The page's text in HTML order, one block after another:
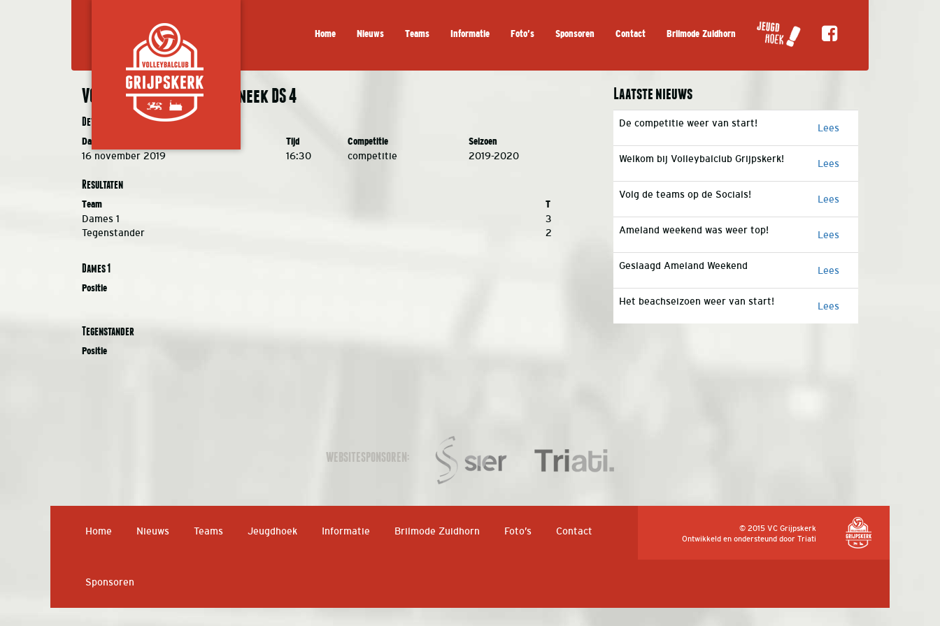
Home Nieuws Teams Informatie Foto’s Sponsoren Contact Brilmode Zuidhorn
VC Grijpskerk DS 1 – VC Sneek DS 4
Details
Datum Tijd Competitie Seizoen
16 november 2019 16:30 competitie 2019-2020
Resultaten
Team T
Dames 1
3
Tegenstander
2
Dames 1
Positie
Tegenstander
Positie
Laatste nieuws
De competitie weer van start! Lees
Welkom bij Volleybalclub Grijpskerk! Lees
Volg de teams op de Socials! Lees
Ameland weekend was weer top! Lees
Geslaagd Ameland Weekend Lees
Het beachseizoen weer van start! Lees
WEBSITESPONSOREN:
Home Nieuws Teams Jeugdhoek Informatie Brilmode Zuidhorn Foto’s Contact
Sponsoren
© 2015 VC Grijpskerk
Ontwikkeld en ondersteund door Triati